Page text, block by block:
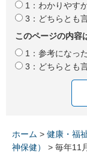
1：わかりやす
3：どちらとも
このページの内容
1：参考になった
3：どちらとも
ホーム > 健康・福
神保健）
> 毎年11